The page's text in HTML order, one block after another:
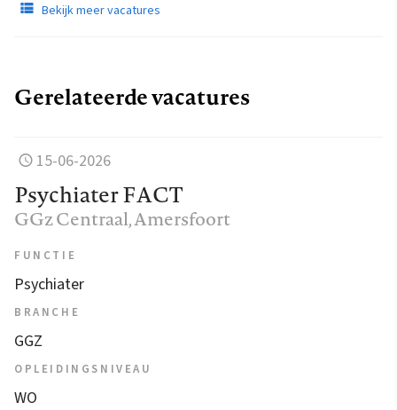
Bekijk meer vacatures
Gerelateerde vacatures
15-06-2026
Psychiater FACT
GGz Centraal, Amersfoort
FUNCTIE
Psychiater
BRANCHE
GGZ
OPLEIDINGSNIVEAU
WO